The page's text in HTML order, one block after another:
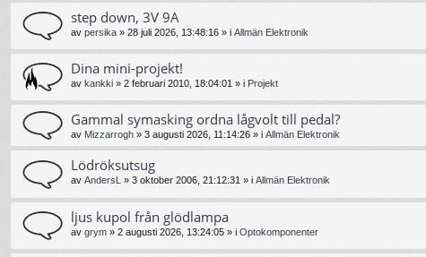
step down, 3V 9A
av persika » 28 juli 2026, 13:48:16 » i Allmän Elektronik
Dina mini-projekt!
av kankki » 2 februari 2010, 18:04:01 » i Projekt
Gammal symasking ordna lågvolt till pedal?
av Mizzarrogh » 3 augusti 2026, 11:14:26 » i Allmän Elektronik
Lödröksutsug
av AndersL » 3 oktober 2006, 21:12:31 » i Allmän Elektronik
ljus kupol från glödlampa
av grym » 2 augusti 2026, 13:24:05 » i Optokomponenter